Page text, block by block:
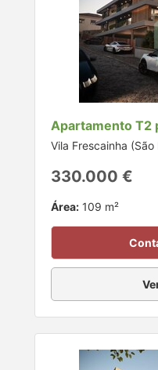
Apartamento T2
Vila Frescainha
330.000 €
Área: 109 m²